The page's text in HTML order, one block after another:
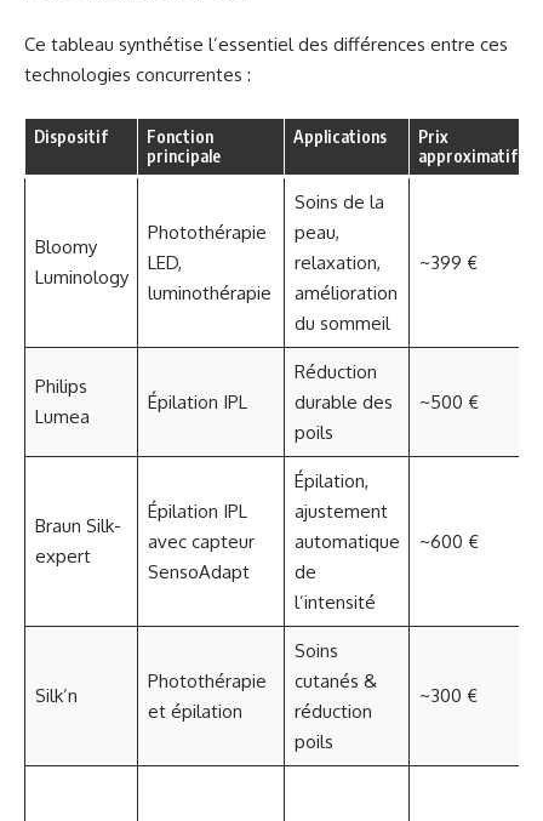
Ce tableau synthétise l’essentiel des différences entre ces
technologies concurrentes :
Dispositif
Fonction
principale
Applications
Prix
approximatif
Bloomy
Luminology
Photothérapie
LED,
luminothérapie
Soins de la
peau,
relaxation,
amélioration
du sommeil
~399 €
Philips
Lumea
Épilation IPL
Réduction
durable des
poils
~500 €
Braun Silk-
expert
Épilation IPL
avec capteur
SensoAdapt
Épilation,
ajustement
automatique
de
l’intensité
~600 €
Silk’n
Photothérapie
et épilation
Soins
cutanés &
réduction
poils
~300 €